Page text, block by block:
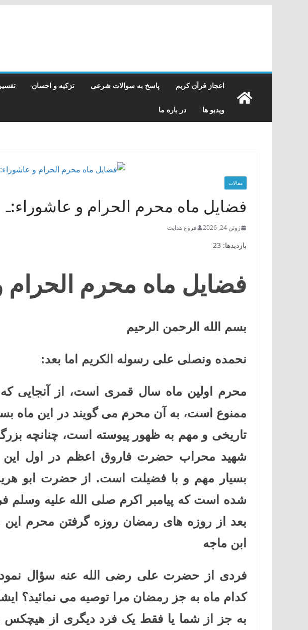
اعجاز قرآن کریم پاسخ به سوالات شرعی تزکیه و احسان تفسیر
ویدیو ها در باره ما
مقالات
فضایل ماه محرم الحرام و عاشوراء:ـ
ژوئن 24, 2026 فروغ هدایت
بازدیدها: 23
فضایل ماه محرم الحرام
بسم الله الرحمن الرحیم
نحمده ونصلی علی رسوله الکریم اما بعد:
محرم اولین ماه سال قمری است، از آنجایی
ممنوع است، به آن محرم می گویند در این ماه
تاریخی و مهم به ظهور پیوسته است، چنانچه
شهید محراب حضرت فاروق اعظم در اول این
بسیار مهم و با فضیلت است. از حضرت ابو
شده است که پیامبر اکرم صلی الله علیه وسلم
بعد از روزه های رمضان روزه گرفتن محرم
ابن ماجه
فردی از حضرت علی رضی الله عنه سؤال نمود
کدام ماه به جز رمضان مرا توصیه می نمائید؟
به جز از شما یا فقط یک فرد دیگری از هیچکس